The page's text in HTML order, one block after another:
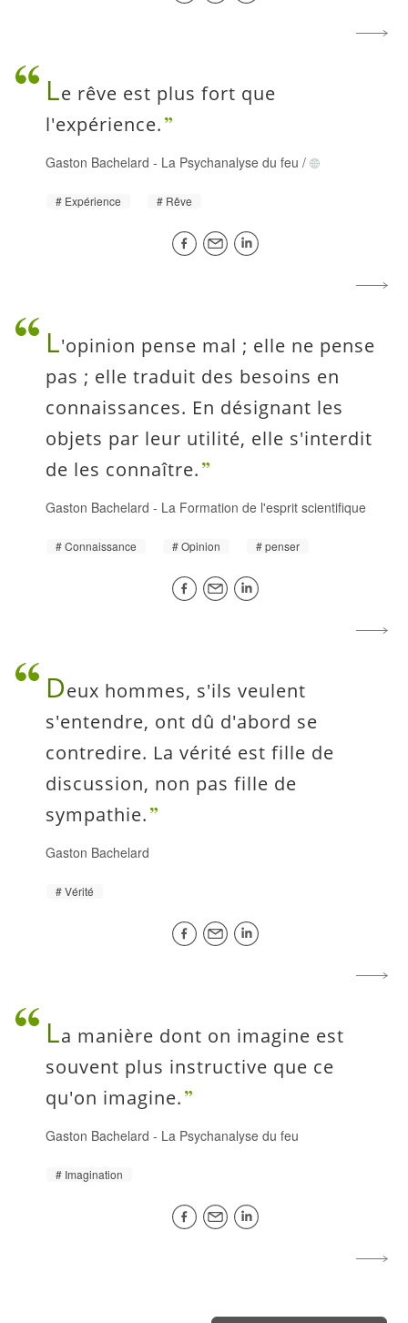
Le rêve est plus fort que
l'expérience.
Gaston Bachelard - La Psychanalyse du feu /
Expérience Rêve
L'opinion pense mal ; elle ne pense
pas ; elle traduit des besoins en
connaissances. En désignant les
objets par leur utilité, elle s'interdit
de les connaître.
Gaston Bachelard - La Formation de l'esprit scientifique
Connaissance Opinion penser
Deux hommes, s'ils veulent
s'entendre, ont dû d'abord se
contredire. La vérité est fille de
discussion, non pas fille de
sympathie.
Gaston Bachelard
Vérité
La manière dont on imagine est
souvent plus instructive que ce
qu'on imagine.
Gaston Bachelard - La Psychanalyse du feu
Imagination